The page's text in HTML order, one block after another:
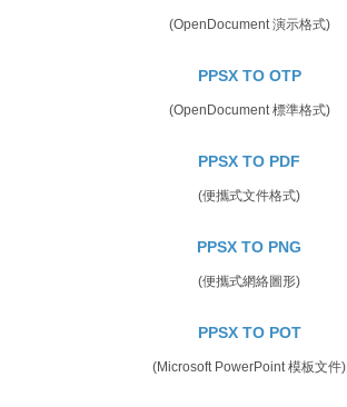
(OpenDocument 演示格式)
PPSX TO OTP
(OpenDocument 標準格式)
PPSX TO PDF
(便攜式文件格式)
PPSX TO PNG
(便攜式網絡圖形)
PPSX TO POT
(Microsoft PowerPoint 模板文件)